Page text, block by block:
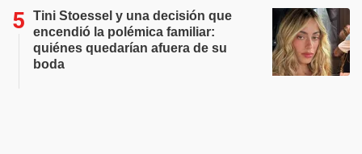
Tini Stoessel y una decisión que
encendió la polémica familiar:
quiénes quedarían afuera de su
boda